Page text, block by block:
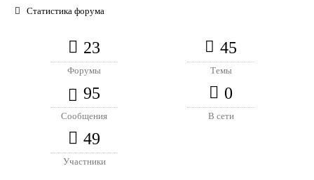
Статистика форума
23
Форумы
45
Темы
95
Сообщения
0
В сети
49
Участники